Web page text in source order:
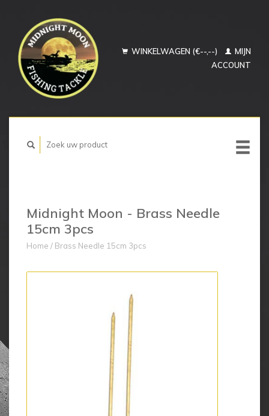
WINKELWAGEN (€--,--)
MIJN
ACCOUNT
Midnight Moon - Brass Needle
15cm 3pcs
Home / Brass Needle 15cm 3pcs